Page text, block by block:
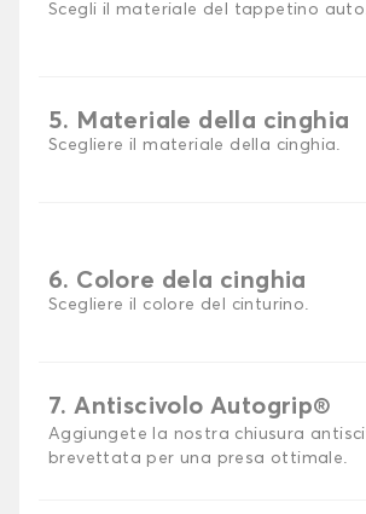
Scegli il materiale del tappetino
5. Materiale della cinghia
Scegliere il materiale della cinghia.
6. Colore dela cinghia
Scegliere il colore del cinturino.
7. Antiscivolo Autogrip®
Aggiungete la nostra chiusura
brevettata per una presa ottimale.